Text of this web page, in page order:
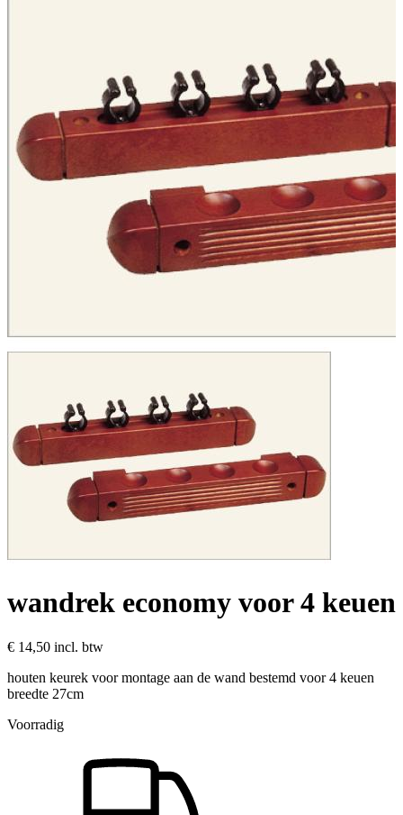
wandrek economy voor 4 keuen
€ 14,50 incl. btw
houten keurek voor montage aan de wand bestemd voor 4 keuen
breedte 27cm
Voorradig